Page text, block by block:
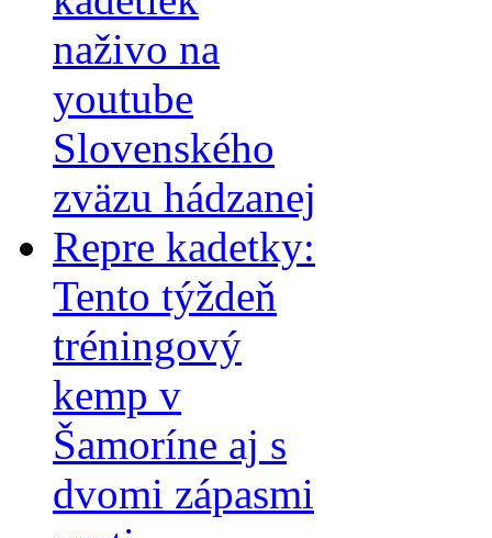
naživo na
youtube
Slovenského
zväzu hádzanej
Repre kadetky:
Tento týždeň
tréningový
kemp v
Šamoríne aj s
dvomi zápasmi